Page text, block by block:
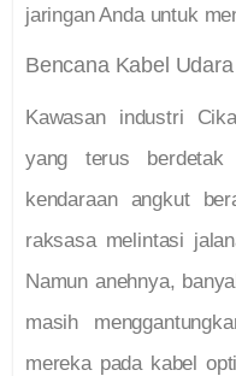
jaringan Anda untuk
Bencana Kabel
Kawasan industri
yang terus
kendaraan angkut
raksasa melintasi
Namun anehnya,
masih
mereka pada kabel